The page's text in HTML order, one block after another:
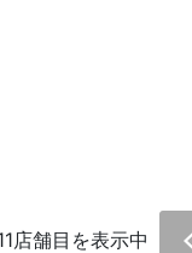
店舗目を表示中